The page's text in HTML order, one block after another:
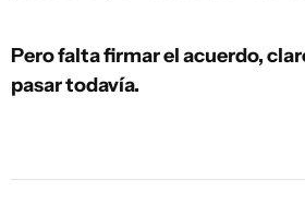
Pero falta firmar el acuerdo,
pasar todavía.